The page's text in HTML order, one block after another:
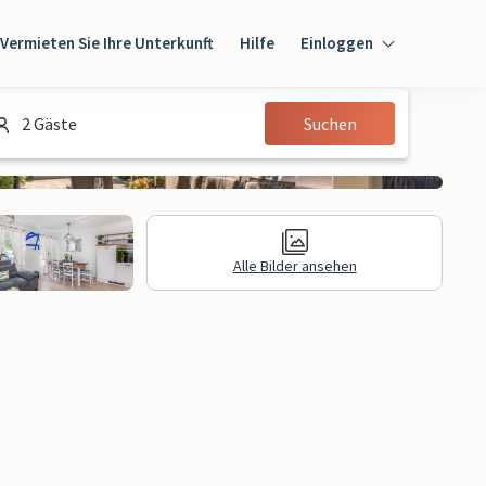
Vermieten Sie Ihre Unterkunft Hilfe Einloggen
Einloggen
Gast
2 Gäste Suchen
Alle Bilder ansehen